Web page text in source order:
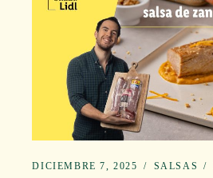
DICIEMBRE 7, 2025 SALSAS